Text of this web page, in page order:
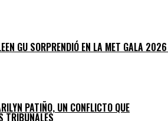
GU SORPRENDIÓ EN LA MET GALA
PATIÑO, UN CONFLICTO QUE
TRIBUNALES